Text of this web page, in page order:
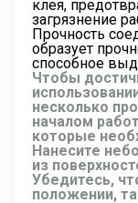
клея,
загрязнение
Прочность
образует
способное
Чтобы
несколько
началом
которые
Нанесите
из
Убедитесь,
положении,